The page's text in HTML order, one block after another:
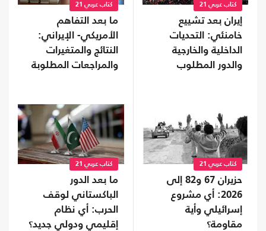
كتاب عربي 21
إيران بعد تشييع
خامنئي: التحديات
الداخلية والخارجية
والدور المطلوب
كتاب عربي 21
ما بعد التفاهم
الأمريكي- الإيراني:
النتائج والمتغيرات
والمراجعات المطلوبة
كتاب عربي 21
حزيران 67 و82 إلى
2026: أي مشروع
إسرائيلي وأية
مقاومة؟
كتاب عربي 21
ما بعد الدور
الباكستاني لوقف
الحرب: أي نظام
إقليمي ودولي جديد؟